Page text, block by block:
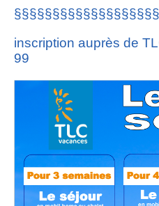
inscription auprès de
99